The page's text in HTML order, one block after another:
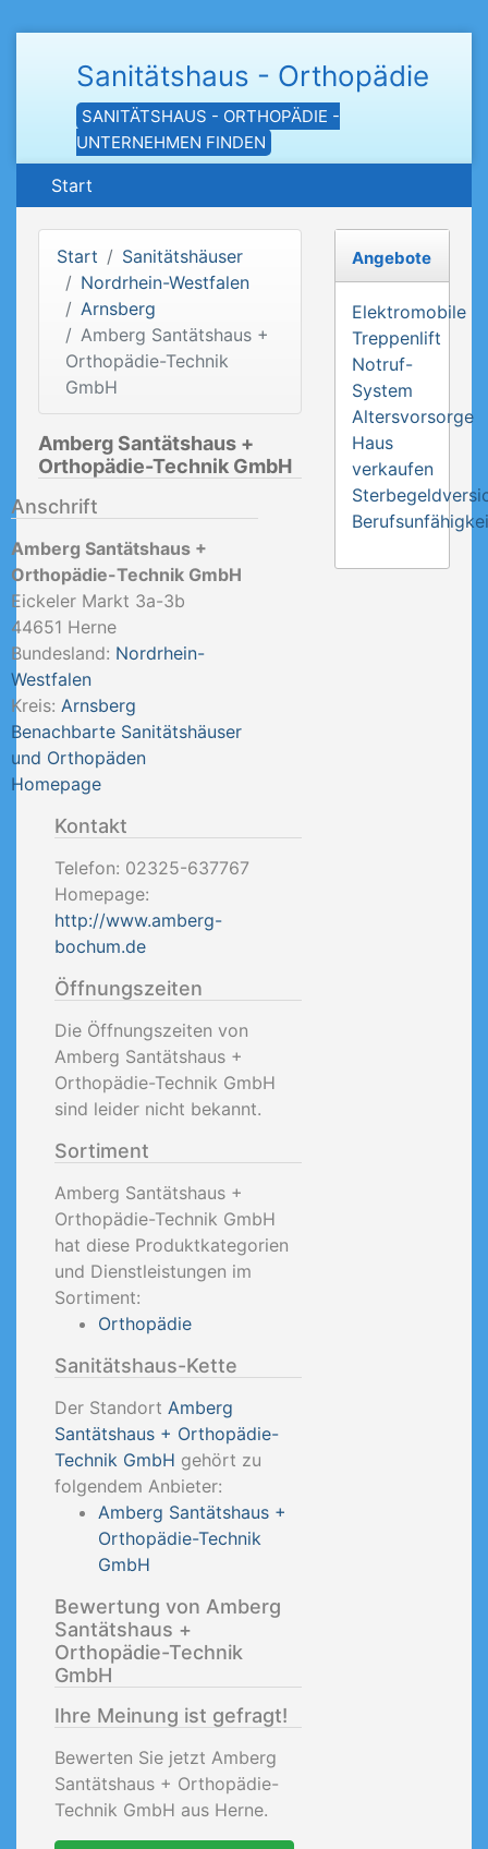
Sanitätshaus - Orthopädie
SANITÄTSHAUS - ORTHOPÄDIE -
UNTERNEHMEN FINDEN
Start
Start
Sanitätshäuser
Nordrhein-Westfalen
Arnsberg
Amberg Santätshaus +
Orthopädie-Technik
GmbH
Amberg Santätshaus +
Orthopädie-Technik GmbH
Anschrift
Amberg Santätshaus +
Orthopädie-Technik GmbH
Eickeler Markt 3a-3b
44651 Herne
Bundesland: Nordrhein-
Westfalen
Kreis: Arnsberg
Benachbarte Sanitätshäuser
und Orthopäden
Homepage
Kontakt
Telefon: 02325-637767
Homepage:
http://www.amberg-
bochum.de
Öffnungszeiten
Die Öffnungszeiten von
Amberg Santätshaus +
Orthopädie-Technik GmbH
sind leider nicht bekannt.
Sortiment
Amberg Santätshaus +
Orthopädie-Technik GmbH
hat diese Produktkategorien
und Dienstleistungen im
Sortiment:
Orthopädie
Sanitätshaus-Kette
Der Standort Amberg
Santätshaus + Orthopädie-
Technik GmbH gehört zu
folgendem Anbieter:
Amberg Santätshaus +
Orthopädie-Technik
GmbH
Bewertung von Amberg
Santätshaus +
Orthopädie-Technik
GmbH
Ihre Meinung ist gefragt!
Bewerten Sie jetzt Amberg
Santätshaus + Orthopädie-
Technik GmbH aus Herne.
Angebote
Elektromobile
Treppenlift
Notruf-
System
Altersvorsorge
Haus
verkaufen